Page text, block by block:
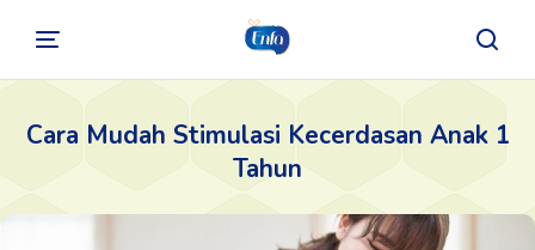
Cara Mudah Stimulasi Kecerdasan Anak 1
Tahun